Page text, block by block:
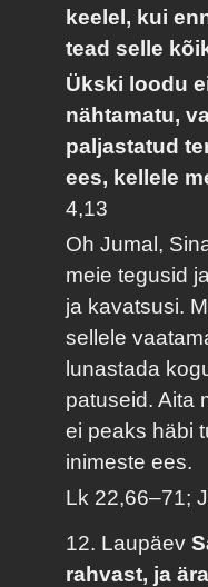
keelel, kui
tead selle
Ükski loodu
nähtamatu,
paljastatud
ees, kellele
4,13
Oh Jumal,
meie tegusid
ja kavatsusi.
sellele
lunastada
patuseid. Aita
ei peaks häbi
inimeste ees.
Lk 22,66–71;
12. Laupäev
rahvast, ja